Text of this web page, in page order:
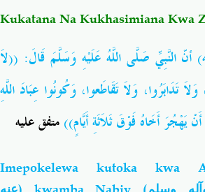
Chemsha Bongo
Mapishi
Kukatana Na Kukhasimiana Kwa
النَّبِيِّ صَلَّى اللَّهُ عَلَيْهِ وَسَلَّمَ قَالَ: ((لاَ
تَدَابَرُوا، وَلاَ تَقَاطَعوا، وَكُونُوا عِبَادَ اللَّهِ
يَهْجُرَ أَخَاهُ فَوْقَ ثَلاَثَةِ أَيَّامٍ))متفق عليه
Imepokelewa kutoka kwa